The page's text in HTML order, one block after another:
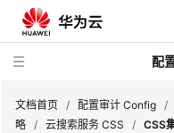
配
文档首页 / 配置审计 Config /
略 / 云搜索服务 CSS / CSS